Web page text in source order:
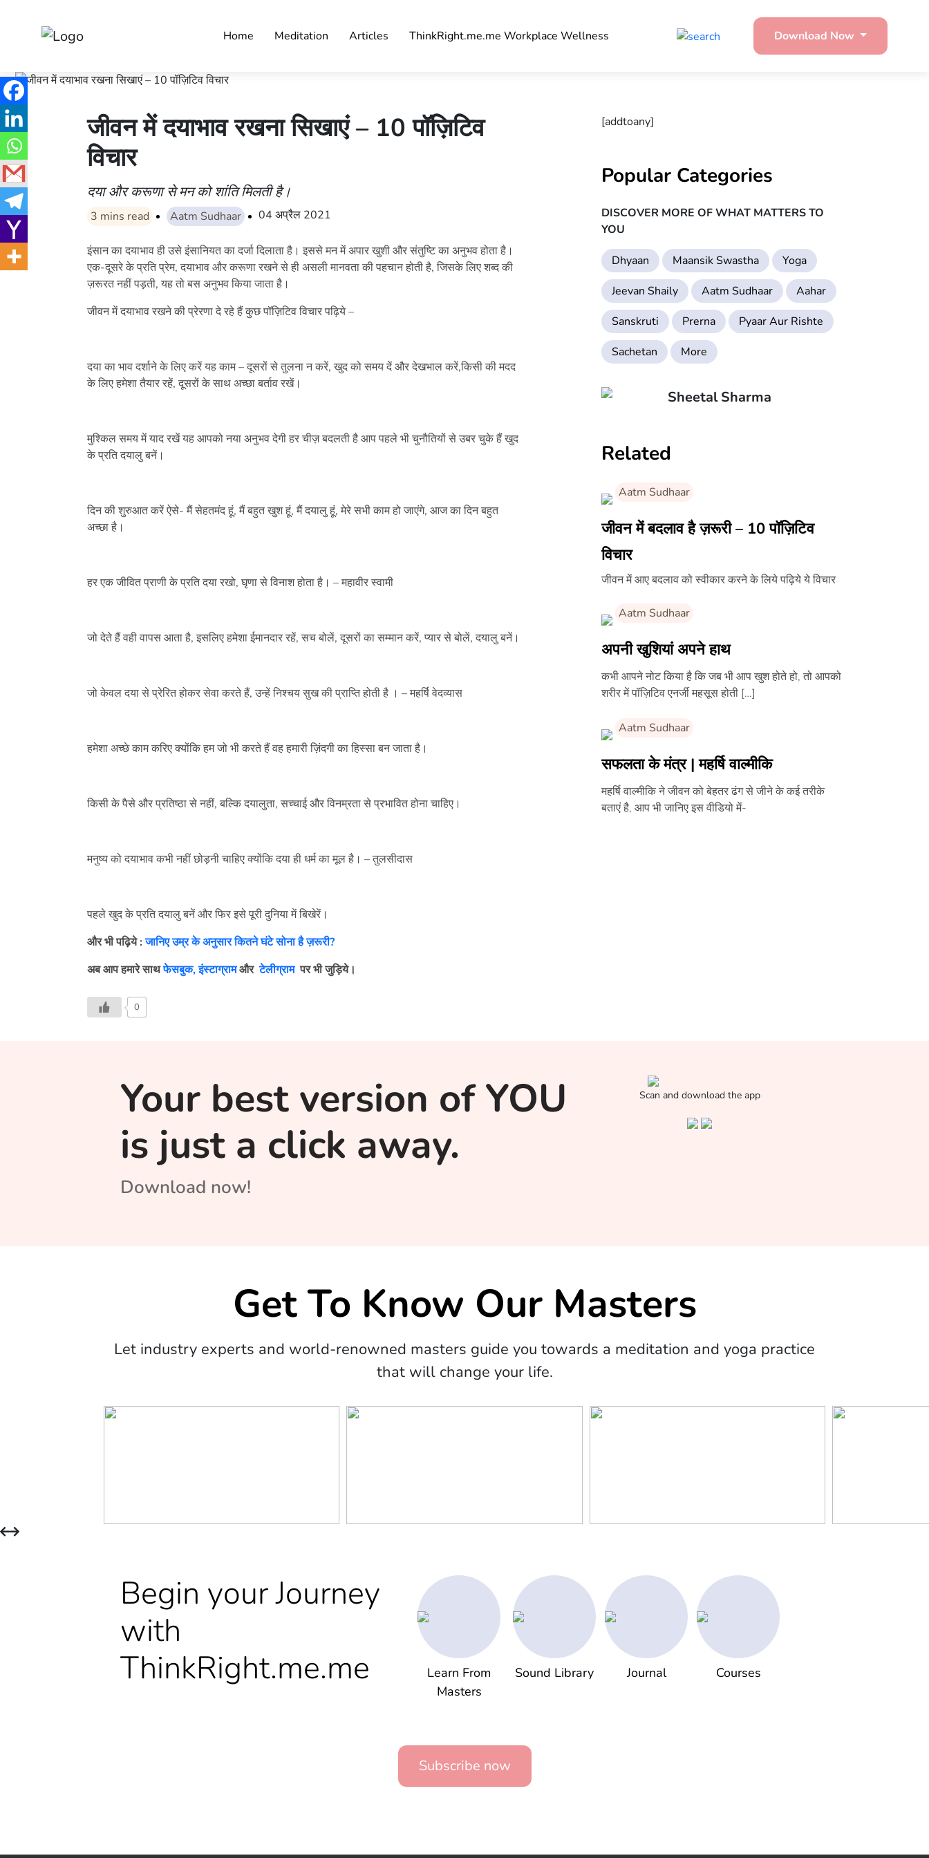
Home Meditation Articles ThinkRight.me.me Workplace Wellness Download Now
जीवन में दयाभाव रखना सिखाएं – 10 पॉज़िटिव
विचार
दया और करूणा से मन को शांति मिलती है।
3 mins read Aatm Sudhaar 04 अप्रैल 2021
इंसान का दयाभाव ही उसे इंसानियत का दर्जा दिलाता है। इससे मन में अपार खुशी और संतुष्टि का अनुभव होता है।
एक-दूसरे के प्रति प्रेम, दयाभाव और करूणा रखने से ही असली मानवता की पहचान होती है, जिसके लिए शब्द की
ज़रूरत नहीं पड़ती, यह तो बस अनुभव किया जाता है।
जीवन में दयाभाव रखने की प्रेरणा दे रहे हैं कुछ पॉज़िटिव विचार पढ़िये –
दया का भाव दर्शाने के लिए करें यह काम – दूसरों से तुलना न करें, खुद को समय दें और देखभाल करें,किसी की मदद
के लिए हमेशा तैयार रहें, दूसरों के साथ अच्छा बर्ताव रखें।
मुश्किल समय में याद रखें यह आपको नया अनुभव देगी हर चीज़ बदलती है आप पहले भी चुनौतियों से उबर चुके हैं खुद
के प्रति दयालु बनें।
दिन की शुरुआत करें ऐसे- मैं सेहतमंद हूं, मैं बहुत खुश हूं, मैं दयालु हूं, मेरे सभी काम हो जाएंगे, आज का दिन बहुत
अच्छा है।
हर एक जीवित प्राणी के प्रति दया रखो, घृणा से विनाश होता है। – महावीर स्वामी
जो देते हैं वही वापस आता है, इसलिए हमेशा ईमानदार रहें, सच बोलें, दूसरों का सम्मान करें, प्यार से बोलें, दयालु बनें।
जो केवल दया से प्रेरित होकर सेवा करते हैं, उन्हें निश्चय सुख की प्राप्ति होती है । – महर्षि वेदव्यास
हमेशा अच्छे काम करिए क्योंकि हम जो भी करते हैं वह हमारी ज़िंदगी का हिस्सा बन जाता है।
किसी के पैसे और प्रतिष्ठा से नहीं, बल्कि दयालुता, सच्चाई और विनम्रता से प्रभावित होना चाहिए।
मनुष्य को दयाभाव कभी नहीं छोड़नी चाहिए क्योंकि दया ही धर्म का मूल है। – तुलसीदास
पहले खुद के प्रति दयालु बनें और फिर इसे पूरी दुनिया में बिखेरें।
और भी पढ़िये : जानिए उम्र के अनुसार कितने घंटे सोना है ज़रूरी?
अब आप हमारे साथफेसबुक,इंस्टाग्रामऔरटेलीग्राम पर भी जुड़िये।
0
[addtoany]
Popular Categories
DISCOVER MORE OF WHAT MATTERS TO
YOU
Dhyaan Maansik Swastha
Yoga
Jeevan Shaily
Aatm Sudhaar
Aahar
Sanskruti
Prerna
Pyaar Aur Rishte
Sachetan
More
Sheetal Sharma
Related
Aatm Sudhaar
जीवन में बदलाव है ज़रूरी – 10 पॉज़िटिव
विचार
जीवन में आए बदलाव को स्वीकार करने के लिये पढ़िये ये विचार
Aatm Sudhaar
अपनी खुशियां अपने हाथ
कभी आपने नोट किया है कि जब भी आप खुश होते हो, तो आपको
शरीर में पॉज़िटिव एनर्जी महसूस होती […]
Aatm Sudhaar
सफलता के मंत्र | महर्षि वाल्मीकि
महर्षि वाल्मीकि ने जीवन को बेहतर ढंग से जीने के कई तरीके
बताएं है, आप भी जानिए इस वीडियो में-
Your best version of YOU
is just a click away.
Download now!
Scan and download the app
Get To Know Our Masters
Let industry experts and world-renowned masters guide you towards a meditation and yoga practice
that will change your life.
Begin your Journey
with
ThinkRight.me.me
Learn From
Masters
Sound Library Journal Courses
Subscribe now